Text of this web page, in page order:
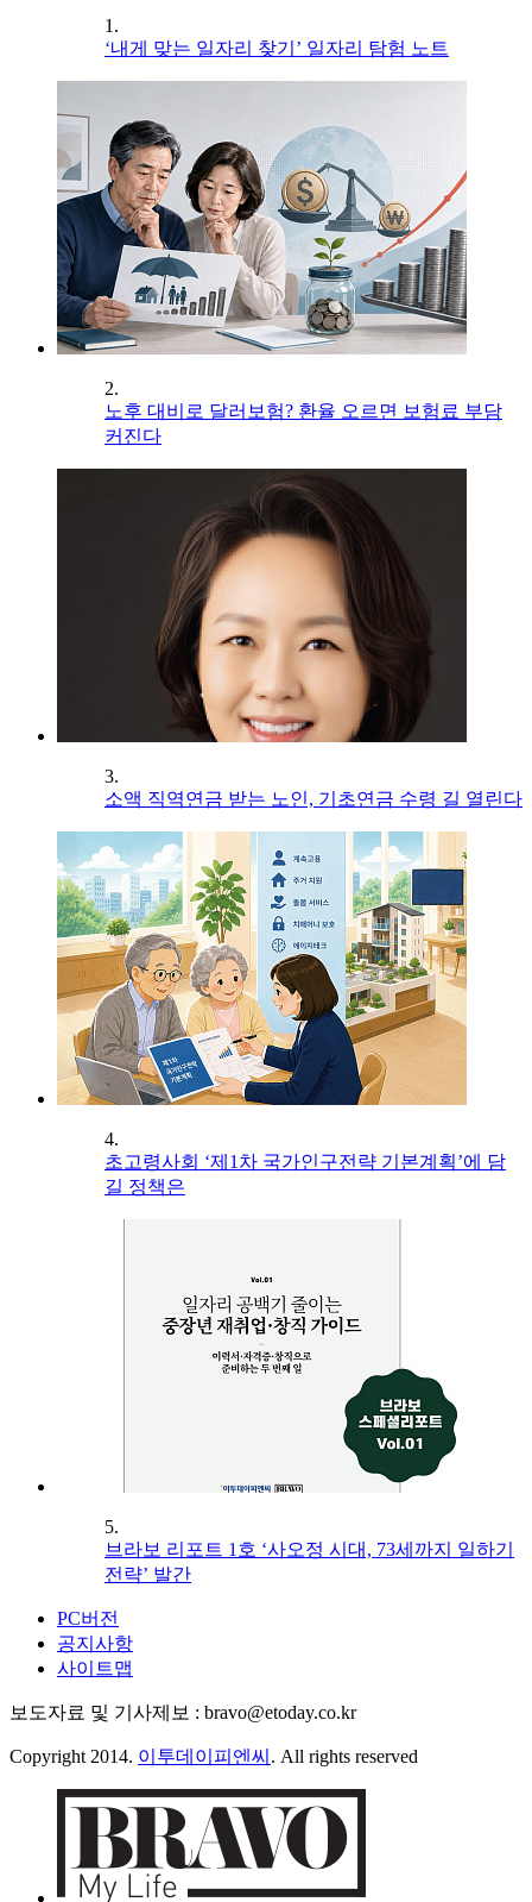
1.
‘내게 맞는 일자리 찾기’ 일자리 탐험 노트
2.
노후 대비로 달러보험? 환율 오르면 보험료 부담
커진다
3.
소액 직역연금 받는 노인, 기초연금 수령 길 열린다
4.
초고령사회 ‘제1차 국가인구전략 기본계획’에 담
길 정책은
5.
브라보 리포트 1호 ‘사오정 시대, 73세까지 일하기
전략’ 발간
PC버전
공지사항
사이트맵
보도자료 및 기사제보 : bravo@etoday.co.kr
Copyright 2014. 이투데이피엔씨 . All rights reserved